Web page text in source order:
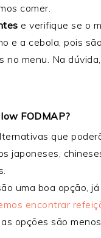
comer.
e verifique se o
e a cebola, pois
menu. Na
FODMAP?
que
japoneses,
uma boa opção,
encontrar
as opções são